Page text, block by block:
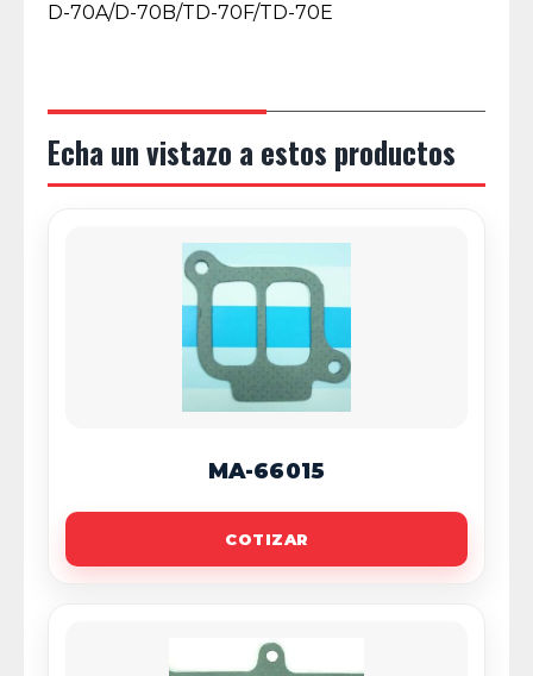
D-70A/D-70B/TD-70F/TD-70E
Echa un vistazo a estos productos
MA-66015
COTIZAR